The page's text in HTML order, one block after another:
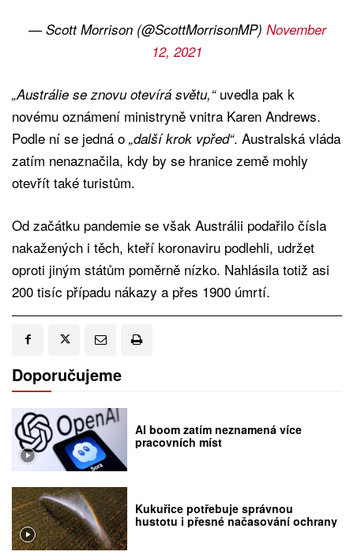
— Scott Morrison (@ScottMorrisonMP) November
12, 2021
„Austrálie se znovu otevírá světu,“ uvedla pak k
novému oznámení ministryně vnitra Karen Andrews.
Podle ní se jedná o „další krok vpřed“. Australská vláda
zatím nenaznačila, kdy by se hranice země mohly
otevřít také turistům.
Od začátku pandemie se však Austrálii podařilo čísla
nakažených i těch, kteří koronaviru podlehli, udržet
oproti jiným státům poměrně nízko. Nahlásila totiž asi
200 tisíc případu nákazy a přes 1900 úmrtí.
Doporučujeme
AI boom zatím neznamená více
pracovních míst
Kukuřice potřebuje správnou
hustotu i přesné načasování ochrany